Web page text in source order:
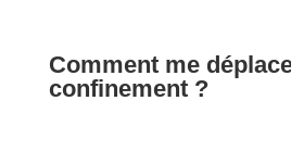
Comment me
confinement ?